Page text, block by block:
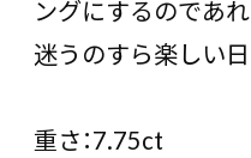
ングにするのであ
迷うのすら楽しい
重さ：7.75ct